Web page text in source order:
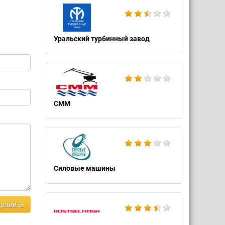
Уральский турбинный завод
СММ
Силовые машины